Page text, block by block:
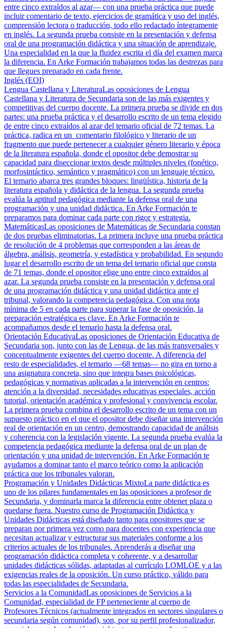
entre cinco extraídos al azar— con una prueba práctica que puede
incluir comentario de texto, ejercicios de gramática y uso del inglés,
comprensión lectora o traducción, todo ello redactado íntegramente
en inglés. La segunda prueba consiste en la presentación y defensa
oral de una programación didáctica y una situación de aprendizaje.
Una especialidad en la que la fluidez escrita el día del examen marca
la diferencia. En Arke Formación trabajamos todas las destrezas para
que llegues preparado en cada frente.
Inglés (EOI)
Lengua Castellana y LiteraturaLas oposiciones de Lengua
Castellana y Literatura de Secundaria son de las más exigentes y
competitivas del cuerpo docente. La primera prueba se divide en dos
partes: una prueba práctica y el desarrollo escrito de un tema elegido
de entre cinco extraídos al azar del temario oficial de 72 temas. La
práctica, radica en un comentario filológico y literario de un
fragmento que puede pertenecer a cualquier género literario y época
de la literatura española, donde el opositor debe demostrar su
capacidad para diseccionar textos desde múltiples niveles (fonético,
morfosintáctico, semántico y pragmático) con un lenguaje técnico.
El temario abarca tres grandes bloques: lingüística, historia de la
literatura española y didáctica de la lengua. La segunda prueba
evalúa la aptitud pedagógica mediante la defensa oral de una
programación y una unidad didáctica. En Arke Formación te
preparamos para dominar cada parte con rigor y estrategia.
MatemáticasLas oposiciones de Matemáticas de Secundaria constan
de dos pruebas eliminatorias. La primera incluye una prueba práctica
de resolución de 4 problemas que corresponden a las áreas de
álgebra, análisis, geometría, y estadística y probabilidad. En segundo
lugar el desarrollo escrito de un tema del temario oficial que consta
de 71 temas, donde el opositor elige uno entre cinco extraídos al
azar. La segunda prueba consiste en la presentación y defensa oral
de una programación didáctica y una unidad didáctica ante el
tribunal, valorando la competencia pedagógica. Con una nota
mínima de 5 en cada parte para superar la fase de oposición, la
preparación estratégica es clave. En Arke Formación te
acompañamos desde el temario hasta la defensa oral.
Orientación EducativaLas oposiciones de Orientación Educativa de
Secundaria son, junto con las de Lengua, de las más transversales y
conceptualmente exigentes del cuerpo docente. A diferencia del
resto de especialidades, el temario —68 temas— no gira en torno a
una asignatura concreta, sino que integra bases psicológicas,
pedagógicas y normativas aplicadas a la intervención en centros:
atención a la diversidad, necesidades educativas especiales, acción
tutorial, orientación académica y profesional y convivencia escolar.
La primera prueba combina el desarrollo escrito de un tema con un
supuesto práctico en el que el opositor debe diseñar una intervención
real de orientación en un centro, demostrando capacidad de análisis
y coherencia con la legislación vigente. La segunda prueba evalúa la
competencia pedagógica mediante la defensa oral de un plan de
orientación y una unidad de intervención. En Arke Formación te
ayudamos a dominar tanto el marco teórico como la aplicación
práctica que los tribunales valoran.
Programación y Unidades Didácticas MixtoLa parte didáctica es
uno de los pilares fundamentales en las oposiciones a profesor de
Secundaria, y dominarla marca la diferencia entre obtener plaza o
quedarse fuera. Nuestro curso de Programación Didáctica y
Unidades Didácticas está diseñado tanto para opositores que se
preparan por primera vez como para docentes con experiencia que
necesitan actualizar y estructurar sus materiales conforme a los
criterios actuales de los tribunales. Aprenderás a diseñar una
programación didáctica completa y coherente, y a desarrollar
unidades didácticas sólidas, adaptadas al currículo LOMLOE y a las
exigencias reales de la oposición. Un curso práctico, válido para
todas las especialidades de Secundaria.
Servicios a la ComunidadLas oposiciones de Servicios a la
Comunidad, especialidad de FP perteneciente al cuerpo de
Profesores Técnicos (actualmente integrados en sectores singulares o
secundaria según comunidad), son, por su perfil profesionalizador,